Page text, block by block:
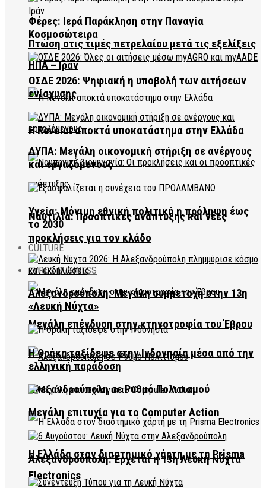
Πτώση στις τιμές πετρελαίου μετά τις εξελίξεις
ΗΠΑ – Ιράν
Η Revolut αποκτά υποκατάστημα στην Ελλάδα
Ναυτιλία: Προοπτικές ανάπτυξης και νέες
προκλήσεις για τον κλάδο
EVROS BUSINESS
Μεγάλη επένδυση στην κτηνοτροφία του Έβρου
Αλεξανδρούπολη σε Ρυθμό Πολιτισμού
Η Ελλάδα στον διαστημικό χάρτη με τη Prisma
Electronics
Φέρες: Ιερά Παράκληση στην Παναγία
Κοσμοσώτειρα
ΟΣΔΕ 2026: Ψηφιακή η υποβολή των αιτήσεων
ενίσχυσης
ΔΥΠΑ: Μεγάλη οικονομική στήριξη σε ανέργους
και εργαζόμενους
Υγεία: Μόνιμη εθνική πολιτική η πρόληψη έως
το 2030
CULTURE
Αλεξανδρούπολη: Μεγάλη συμμετοχή στην 13η
«Λευκή Νύχτα»
Η Θράκη ταξίδεψε στην Ινδονησία μέσα από την
ελληνική παράδοση
Μεγάλη επιτυχία για το Computer Action
Αλεξανδρούπολη: Έρχεται η 13η Λευκή Νύχτα